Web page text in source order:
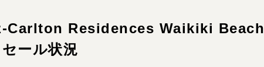
Carlton Residences Waikiki Beach
ール状況